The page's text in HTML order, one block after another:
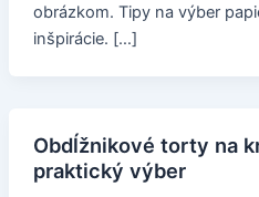
obrázkom. Tipy na výber
inšpirácie. […]
Obdĺžnikové torty na
praktický výber